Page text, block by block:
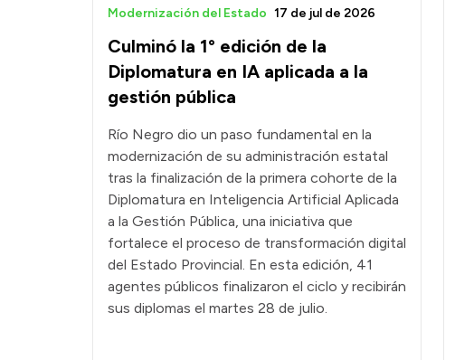
Culminó la 1° edición de la
Diplomatura en IA aplicada a la
gestión pública
Modernización del Estado 17 de jul de 2026
Río Negro dio un paso fundamental en la
modernización de su administración estatal
tras la finalización de la primera cohorte de la
Diplomatura en Inteligencia Artificial Aplicada
a la Gestión Pública, una iniciativa que
fortalece el proceso de transformación digital
del Estado Provincial. En esta edición, 41
agentes públicos finalizaron el ciclo y recibirán
sus diplomas el martes 28 de julio.